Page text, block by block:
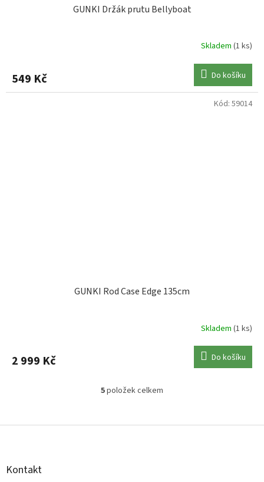
GUNKI Držák prutu Bellyboat
Skladem (1 ks)
549 Kč Do košíku
GUNKI Rod Case Edge 135cm
Skladem (1 ks)
2 999 Kč Do košíku
Kód: 59014
O
á
5položek celkem
Kontakt